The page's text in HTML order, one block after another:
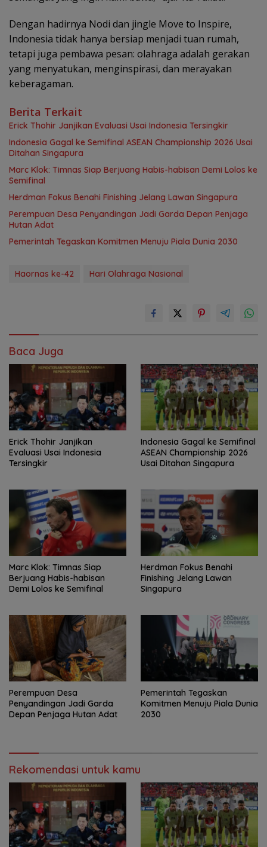
Dengan hadirnya Nodi dan jingle Move to Inspire,
Indonesia tidak hanya bersiap menjadi tuan rumah,
tetapi juga pembawa pesan: olahraga adalah gerakan
yang menyatukan, menginspirasi, dan merayakan
keberagaman.
Berita Terkait
Erick Thohir Janjikan Evaluasi Usai Indonesia Tersingkir
Indonesia Gagal ke Semifinal ASEAN Championship 2026 Usai
Ditahan Singapura
Marc Klok: Timnas Siap Berjuang Habis-habisan Demi Lolos ke
Semifinal
Herdman Fokus Benahi Finishing Jelang Lawan Singapura
Perempuan Desa Penyandingan Jadi Garda Depan Penjaga
Hutan Adat
Pemerintah Tegaskan Komitmen Menuju Piala Dunia 2030
Haornas ke-42 Hari Olahraga Nasional
Baca Juga
Erick Thohir Janjikan
Evaluasi Usai Indonesia
Tersingkir
Indonesia Gagal ke Semifinal
ASEAN Championship 2026
Usai Ditahan Singapura
Marc Klok: Timnas Siap
Berjuang Habis-habisan
Demi Lolos ke Semifinal
Herdman Fokus Benahi
Finishing Jelang Lawan
Singapura
Perempuan Desa
Penyandingan Jadi Garda
Depan Penjaga Hutan Adat
Pemerintah Tegaskan
Komitmen Menuju Piala Dunia
2030
Rekomendasi untuk kamu